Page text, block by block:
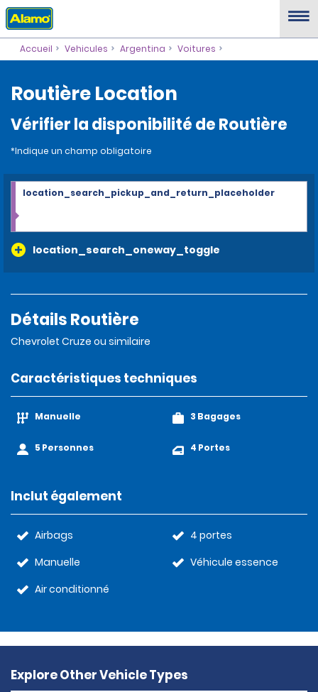
Accueil Vehicules Argentina Voitures
Routière Location
Vérifier la disponibilité de Routière
*Indique un champ obligatoire
location_search_oneway_toggle
location_search_pickup_and_return_placeholder
Détails Routière
Chevrolet Cruze ou similaire
Caractéristiques techniques
Manuelle
5 Personnes
3 Bagages
4 Portes
Inclut également
Airbags
Manuelle
Air conditionné
4 portes
Véhicule essence
Explore Other Vehicle Types